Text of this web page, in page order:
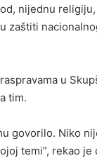
nijednu
zaštiti
u
tim.
govorilo. Niko
temi”, rekao je